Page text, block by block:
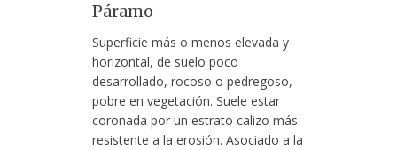
Páramo
Superficie más o menos elevada y
horizontal, de suelo poco
desarrollado, rocoso o pedregoso,
pobre en vegetación. Suele estar
coronada por un estrato calizo más
resistente a la erosión. Asociado a la